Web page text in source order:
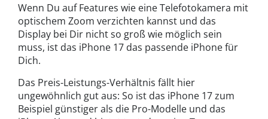
Wenn Du auf Features wie eine Telefotokamera mit
optischem Zoom verzichten kannst und das
Display bei Dir nicht so groß wie möglich sein
muss, ist das iPhone 17 das passende iPhone für
Dich.
Das Preis-Leistungs-Verhältnis fällt hier
ungewöhnlich gut aus: So ist das iPhone 17 zum
Beispiel günstiger als die Pro-Modelle und das